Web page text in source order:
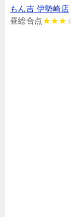
もん吉 伊勢崎店
昼総合点★★★